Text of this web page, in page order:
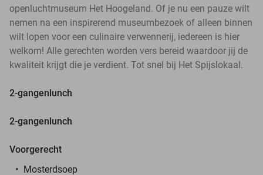
openluchtmuseum Het Hoogeland. Of je nu een pauze wilt
nemen na een inspirerend museumbezoek of alleen binnen
wilt lopen voor een culinaire verwennerij, iedereen is hier
welkom! Alle gerechten worden vers bereid waardoor jij de
kwaliteit krijgt die je verdient. Tot snel bij Het Spijslokaal.
2-gangenlunch
2-gangenlunch
Voorgerecht
Mosterdsoep